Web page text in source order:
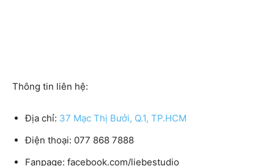
Thông tin liên hệ:
Địa chỉ: 37 Mạc Thị Bưởi, Q.1, TP.HCM
Điện thoại: 077 868 7888
Fanpage: facebook.com/liebestudio